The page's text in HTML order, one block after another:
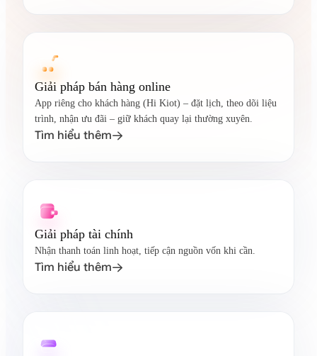
Giải pháp bán hàng online
App riêng cho khách hàng (Hi Kiot) – đặt lịch, theo dõi liệu
trình, nhận ưu đãi – giữ khách quay lại thường xuyên.
Tìm hiểu thêm
Giải pháp tài chính
Nhận thanh toán linh hoạt, tiếp cận nguồn vốn khi cần.
Tìm hiểu thêm